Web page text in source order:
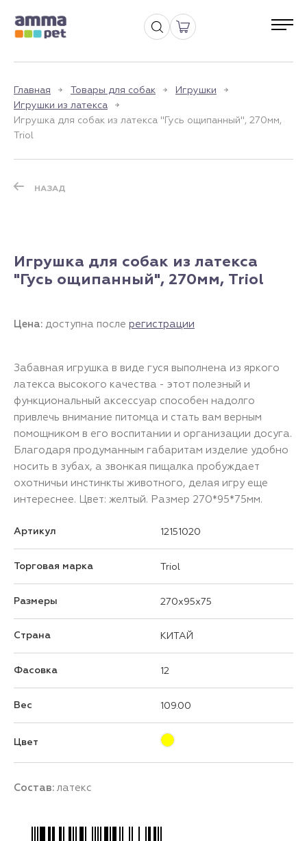
Главная Товары для собак
Игрушки
Игрушки из латекса
Игрушка для собак из латекса "Гусь ощипанный", 270мм,
Triol
НАЗАД
Игрушка для собак из латекса
"Гусь ощипанный", 270мм, Triol
Цена: доступна после регистрации
Забавная игрушка в виде гуся выполнена из яркого
латекса высокого качества - этот полезный и
функциональный аксессуар способен надолго
привлечь внимание питомца и стать вам верным
помощником в его воспитании и организации досуга.
Благодаря продуманным габаритам изделие удобно
носить в зубах, а звонкая пищалка пробуждает
охотничьи инстинкты животного, делая игру еще
интереснее. Цвет: желтый. Размер 270*95*75мм.
Артикул 12151020
Торговая марка Triol
Размеры 270x95x75
Страна КИТАЙ
Фасовка 12
Вес 109.00
Цвет
Состав: латекс